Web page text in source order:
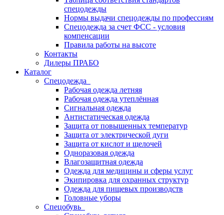
спецодежды
Нормы выдачи спецодежды по профессиям
Спецодежда за счет ФСС - условия
компенсации
Правила работы на высоте
Контакты
Дилеры ПРАБО
Каталог
Спецодежда
Рабочая одежда летняя
Рабочая одежда утеплённая
Сигнальная одежда
Антистатическая одежда
Защита от повышенных температур
Защита от электрической дуги
Защита от кислот и щелочей
Одноразовая одежда
Влагозащитная одежда
Одежда для медицины и сферы услуг
Экипировка для охранных структур
Одежда для пищевых производств
Головные уборы
Спецобувь